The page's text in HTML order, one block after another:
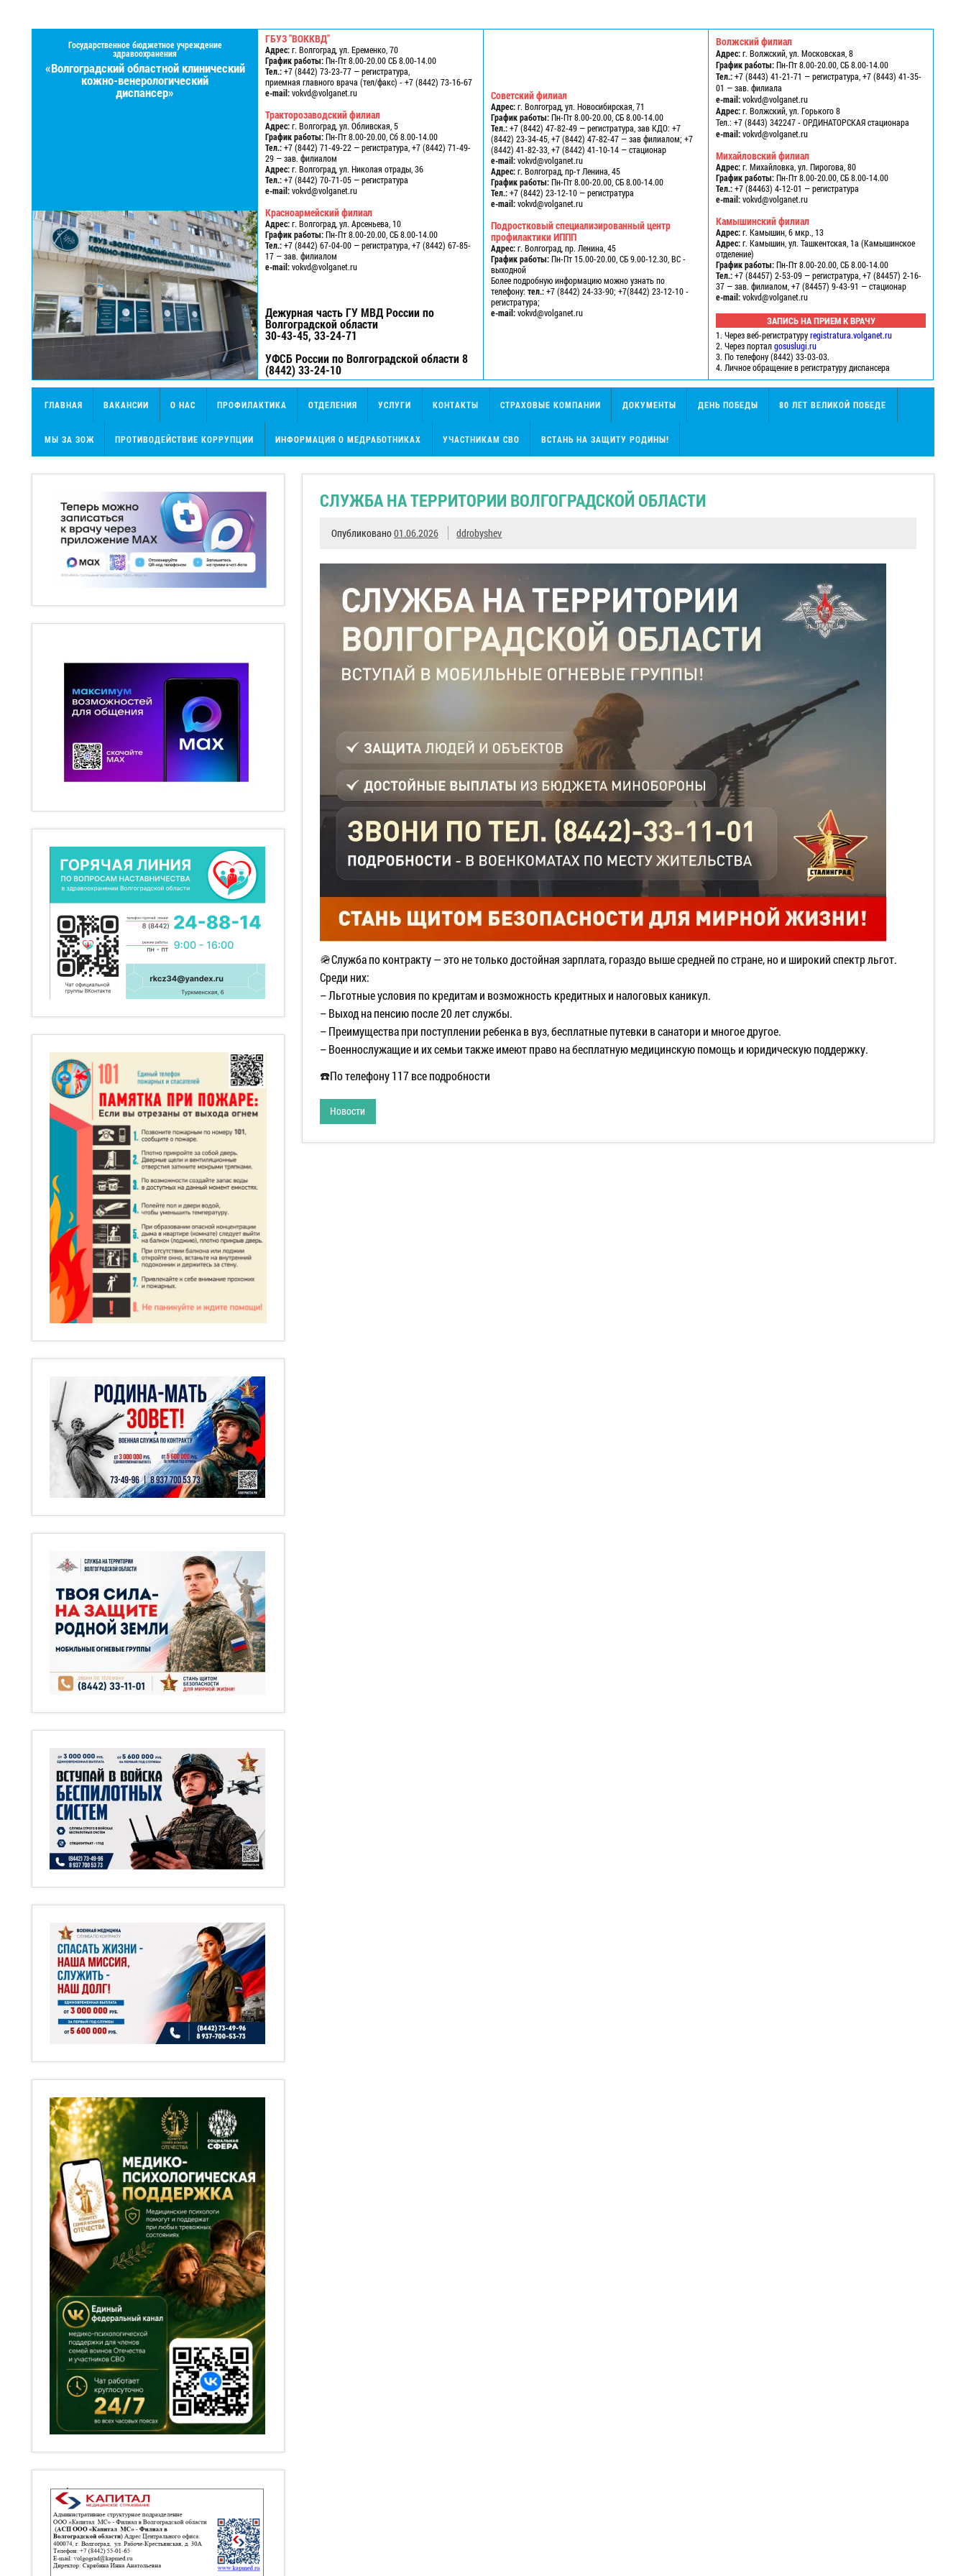
Государственное бюджетное учреждение
здравоохранения
«Волгоградский областной клинический
кожно-венерологический
диспансер»
ГБУЗ "ВОККВД"
Адрес:г. Волгоград, ул. Еременко, 70
График работы:Пн-Пт 8.00-20.00 СБ 8.00-14.00
Тел.:+7 (8442) 73-23-77 — регистратура,
приемная главного врача (тел/факс) - +7 (8442) 73-16-67
e-mail:vokvd@volganet.ru
Тракторозаводский филиал
Адрес:г. Волгоград, ул. Обливская, 5
График работы:Пн-Пт 8.00-20.00, Сб 8.00-14.00
Тел.:+7 (8442) 71-49-22 — регистратура, +7 (8442) 71-49-
29 — зав. филиалом
Адрес:г. Волгоград, ул. Николая отрады, 36
Тел.:+7 (8442) 70-71-05 — регистратура
e-mail:vokvd@volganet.ru
Красноармейский филиал
Адрес:г. Волгоград, ул. Арсеньева, 10
График работы:Пн-Пт 8.00-20.00, СБ 8.00-14.00
Тел.:+7 (8442) 67-04-00 — регистратура, +7 (8442) 67-85-
17 — зав. филиалом
e-mail:vokvd@volganet.ru
Дежурная часть ГУ МВД России по
Волгоградской области
30-43-45, 33-24-71
УФСБ России по Волгоградской области 8
(8442) 33-24-10
Советский филиал
Адрес:г. Волгоград, ул. Новосибирская, 71
График работы:Пн-Пт 8.00-20.00, СБ 8.00-14.00
Тел.:+7 (8442) 47-82-49 — регистратура, зав КДО: +7
(8442) 23-34-45, +7 (8442) 47-82-47 — зав филиалом; +7
(8442) 41-82-33, +7 (8442) 41-10-14 — стационар
e-mail:vokvd@volganet.ru
Адрес:г. Волгоград, пр-т Ленина, 45
График работы:Пн-Пт 8.00-20.00, СБ 8.00-14.00
Тел.:+7 (8442) 23-12-10 — регистратура
e-mail:vokvd@volganet.ru
Подростковый специализированный центр
профилактики ИППП
Адрес:г. Волгоград, пр. Ленина, 45
График работы:Пн-Пт 15.00-20.00, СБ 9.00-12.30, ВС -
выходной
Более подробную информацию можно узнать по
телефону:тел.:+7 (8442) 24-33-90; +7(8442) 23-12-10 -
регистратура;
e-mail:vokvd@volganet.ru
Волжский филиал
Адрес:г. Волжский, ул. Московская, 8
График работы:Пн-Пт 8.00-20.00, СБ 8.00-14.00
Тел.:+7 (8443) 41-21-71 — регистратура, +7 (8443) 41-35-
01 — зав. филиала
e-mail:vokvd@volganet.ru
Адрес:г. Волжский, ул. Горького 8
Тел.: +7 (8443) 342247 - ОРДИНАТОРСКАЯ стационара
e-mail:vokvd@volganet.ru
Михайловский филиал
Адрес:г. Михайловка, ул. Пирогова, 80
График работы:Пн-Пт 8.00-20.00, СБ 8.00-14.00
Тел.:+7 (84463) 4-12-01 — регистратура
e-mail:vokvd@volganet.ru
Камышинский филиал
Адрес:г. Камышин, 6 мкр., 13
Адрес:г. Камышин, ул. Ташкентская, 1а (Камышинское
отделение)
График работы:Пн-Пт 8.00-20.00, СБ 8.00-14.00
Тел.:+7 (84457) 2-53-09 — регистратура, +7 (84457) 2-16-
37 — зав. филиалом, +7 (84457) 9-43-91 — стационар
e-mail:vokvd@volganet.ru
ЗАПИСЬ НА ПРИЕМ К ВРАЧУ
1. Через веб-регистратуруregistratura.volganet.ru
2. Через порталgosuslugi.ru
3. По телефону (8442) 33-03-03.
4. Личное обращение в регистратуру диспансера
ГЛАВНАЯ ВАКАНСИИ О НАС ПРОФИЛАКТИКА ОТДЕЛЕНИЯ УСЛУГИ КОНТАКТЫ СТРАХОВЫЕ КОМПАНИИ ДОКУМЕНТЫ ДЕНЬ ПОБЕДЫ 80 ЛЕТ ВЕЛИКОЙ ПОБЕДЕ
МЫ ЗА ЗОЖ ПРОТИВОДЕЙСТВИЕ КОРРУПЦИИ ИНФОРМАЦИЯ О МЕДРАБОТНИКАХ УЧАСТНИКАМ СВО ВСТАНЬ НА ЗАЩИТУ РОДИНЫ!
СЛУЖБА НА ТЕРРИТОРИИ ВОЛГОГРАДСКОЙ ОБЛАСТИ
Опубликовано01.06.2026 ddrobyshev
🪖Служба по контракту — это не только достойная зарплата, гораздо выше средней по стране, но и широкий спектр льгот.
Среди них:
– Льготные условия по кредитам и возможность кредитных и налоговых каникул.
– Выход на пенсию после 20 лет службы.
– Преимущества при поступлении ребенка в вуз, бесплатные путевки в санатори и многое другое.
– Военнослужащие и их семьи также имеют право на бесплатную медицинскую помощь и юридическую поддержку.
☎️По телефону 117 все подробности
Новости